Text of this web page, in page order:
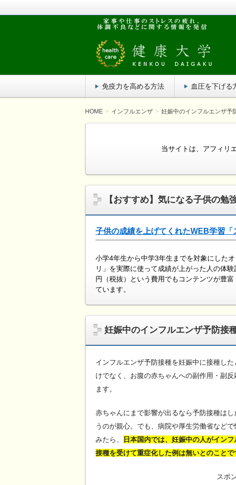
健康大学
疲れがたまってだるい！家事や仕事のス
単にでき、効果がある方法を紹介します。
免疫力を高める方法 血圧を下げる
HOME インフルエンザ 妊娠中のインフルエンザ予
当サイトは、アフィリ
【おすすめ】気になる子供の勉
子供の成績を上げてくれたWEB学習「
小学4年生から中学3年生までを対象にした
リ」を実際に使って成績が上がった人の体
円（税抜）という費用でもコンテンツが豊
ています。
妊娠中のインフルエンザ予防接
インフルエンザ予防接種を妊娠中に接種し
けでなく、お腹の赤ちゃんへの副作用・副反
ます。
赤ちゃんにまで影響が出るなら予防接種は
うのが親心。でも、病院や厚生労働省などで
みたら、
日本国内では、妊娠中の人がイン
接種を受けて重症化した例は無いとのことで
スポ